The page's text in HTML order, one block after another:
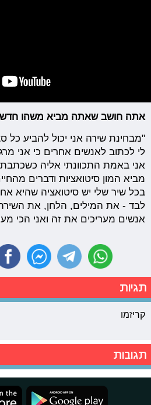
אתה חושב שאתה מביא משהו חדש
"מבחינת שירה אני יכול להביע כל
לי לכתוב לאנשים אחרים כי אני
אני באמת התכוונתי אליה
מביא המון סיטואציות ודברים
בכל שיר שלי יש סיטואציה שהיא
לבד - את המילים, הלחן, את
אנשים מעריכים את זה ואני הכי
תגיות
קריזמו
תגובות